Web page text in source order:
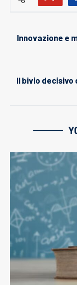
Innovazione e
Il bivio